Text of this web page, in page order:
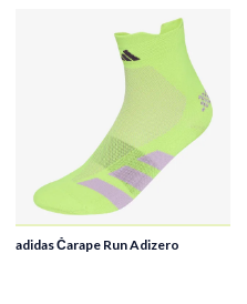
adidas Čarape Run Adizero